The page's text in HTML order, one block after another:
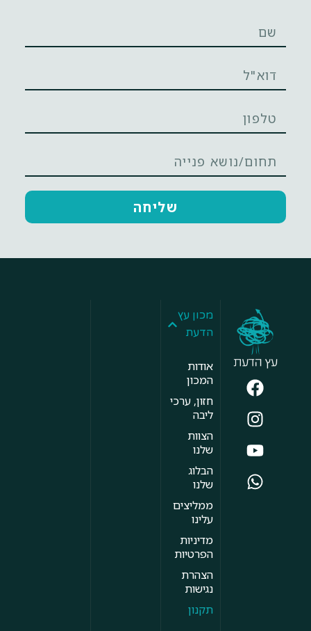
שליחה
מכון עץ
הדעת
אודות
המכון
חזון, ערכי
ליבה
הצוות
שלנו
הבלוג
שלנו
ממליצים
עלינו
מדיניות
הפרטיות
הצהרת
נגישות
תקנון